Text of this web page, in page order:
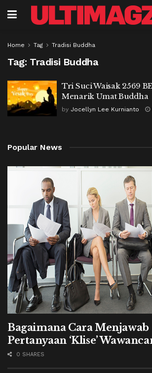
Home Tag Tradisi Buddha
Tag: Tradisi Buddha
Tri Suci Waisak 2569
Menarik Umat Buddha
by Jocellyn Lee Kurnianto
Popular News
Bagaimana Cara Menjawab
Pertanyaan ‘Klise’
0 SHARES